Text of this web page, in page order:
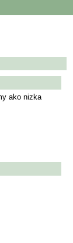
ako nizka